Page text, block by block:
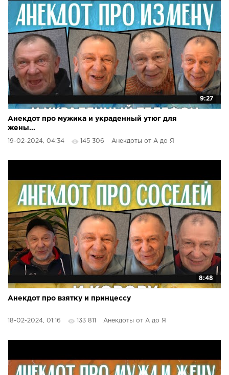
9:27
Анекдот про мужика и украденный утюг для
жены...
19-02-2024, 04:34 145 306 Анекдоты от А до Я
8:48
Анекдот про взятку и принцессу
18-02-2024, 01:16 133 811 Анекдоты от А до Я